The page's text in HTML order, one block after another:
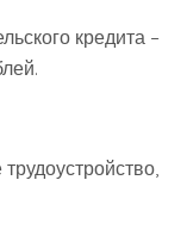
кредита –